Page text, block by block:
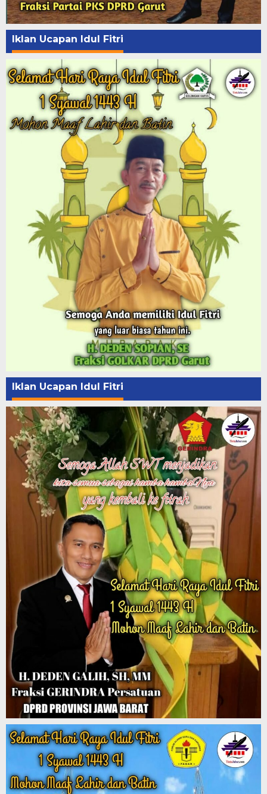
Iklan Ucapan Idul Fitri
Iklan Ucapan Idul Fitri